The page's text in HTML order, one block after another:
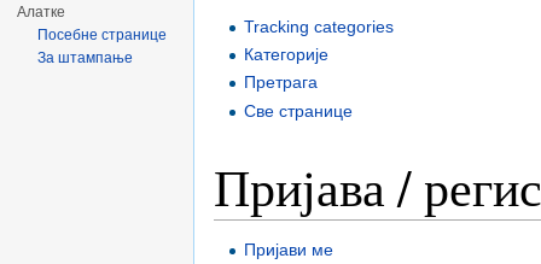
Tracking categories
Категоријe
Претрага
Све странице
Пријава /
Пријави ме
Алатке
Посебне странице
За штампање